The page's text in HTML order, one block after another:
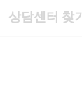
상담센터 찾기